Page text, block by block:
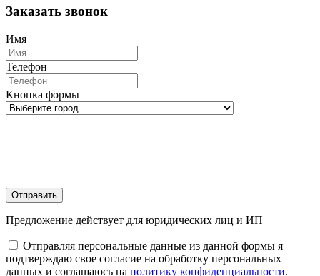
Заказать звонок
Имя
Телефон
Кнопка формы
Отправить
Предложение действует для юридических лиц и ИП
Отправляя персональные данные из данной формы я
подтверждаю свое согласие на обработку персональных
данных и соглашаюсь на политику конфиденциальности.